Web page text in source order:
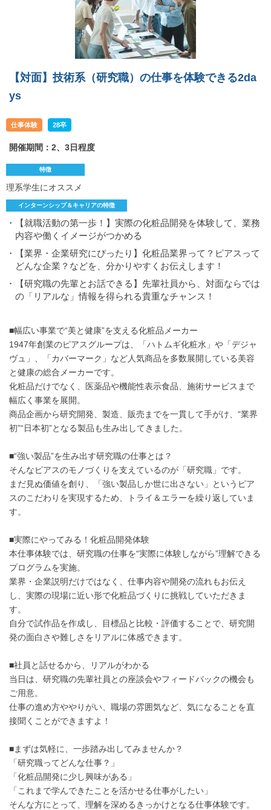
【対面】技術系（研究職）の仕事を体験できる2da
ys
仕事体験 28卒
開催期間：2、3日程度
特徴
理系学生にオススメ
インターンシップ＆キャリアの特徴
・【就職活動の第一歩！】実際の化粧品開発を体験して、業務
内容や働くイメージがつかめる
・【業界・企業研究にぴったり】化粧品業界って？ピアスって
どんな企業？などを、分かりやすくお伝えします！
・【研究職の先輩とお話できる】先輩社員から、対面ならでは
の「リアルな」情報を得られる貴重なチャンス！
■幅広い事業で“美と健康”を支える化粧品メーカー
1947年創業のピアスグループは、「ハトムギ化粧水」や「デジャ
ヴュ」、「カバーマーク」など人気商品を多数展開している美容
と健康の総合メーカーです。
化粧品だけでなく、医薬品や機能性表示食品、施術サービスまで
幅広く事業を展開。
商品企画から研究開発、製造、販売までを一貫して手がけ、“業界
初”“日本初”となる製品も生み出してきました。
■“強い製品”を生み出す研究職の仕事とは？
そんなピアスのモノづくりを支えているのが「研究職」です。
まだ見ぬ価値を創り、「強い製品しか世に出さない」というピア
スのこだわりを実現するため、トライ＆エラーを繰り返していま
す。
■実際にやってみる！化粧品開発体験
本仕事体験では、研究職の仕事を“実際に体験しながら”理解できる
プログラムを実施。
業界・企業説明だけではなく、仕事内容や開発の流れもお伝え
し、実際の現場に近い形で化粧品づくりに挑戦していただきま
す。
自分で試作品を作成し、目標品と比較・評価することで、研究開
発の面白さや難しさをリアルに体感できます。
■社員と話せるから、リアルがわかる
当日は、研究職の先輩社員との座談会やフィードバックの機会も
ご用意。
仕事の進め方ややりがい、職場の雰囲気など、気になることを直
接聞くことができますよ！
■まずは気軽に、一歩踏み出してみませんか？
「研究職ってどんな仕事？」
「化粧品開発に少し興味がある」
「これまで学んできたことを活かせる仕事がしたい」
そんな方にとって、理解を深めるきっかけとなる仕事体験です。